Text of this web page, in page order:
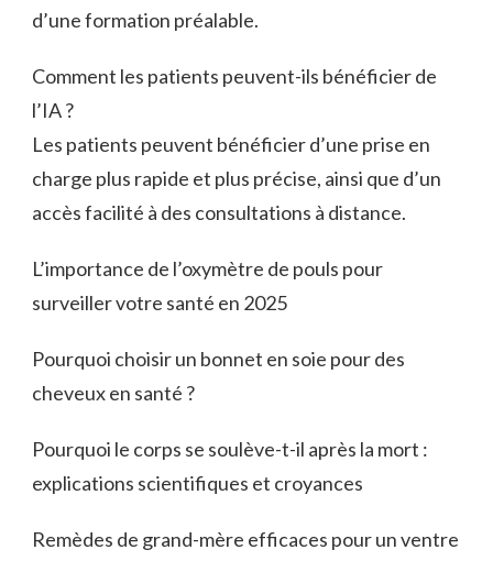
d’une formation préalable.
Comment les patients peuvent-ils bénéficier de
l’IA ?
Les patients peuvent bénéficier d’une prise en
charge plus rapide et plus précise, ainsi que d’un
accès facilité à des consultations à distance.
L’importance de l’oxymètre de pouls pour
surveiller votre santé en 2025
Pourquoi choisir un bonnet en soie pour des
cheveux en santé ?
Pourquoi le corps se soulève-t-il après la mort :
explications scientifiques et croyances
Remèdes de grand-mère efficaces pour un ventre